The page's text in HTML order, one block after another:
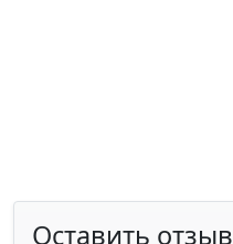
Оставить отзыв